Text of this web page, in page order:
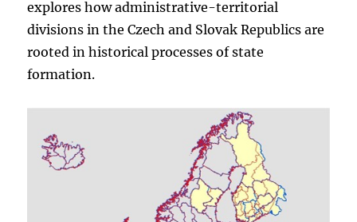
explores how administrative-territorial
divisions in the Czech and Slovak Republics are
rooted in historical processes of state
formation.